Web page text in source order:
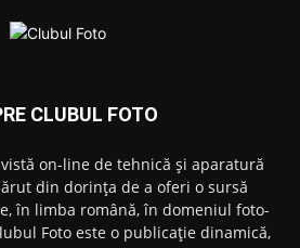
CLUBUL FOTO
on-line de tehnică și aparatură
din dorința de a oferi o sursă
în limba română, în domeniul foto-
Foto este o publicație dinamică,